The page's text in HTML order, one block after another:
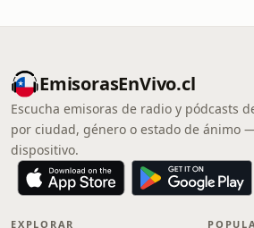
EmisorasEnVivo.cl
Escucha emisoras de radio y pódcasts
por ciudad, género o estado de ánimo
dispositivo.
EXPLORAR